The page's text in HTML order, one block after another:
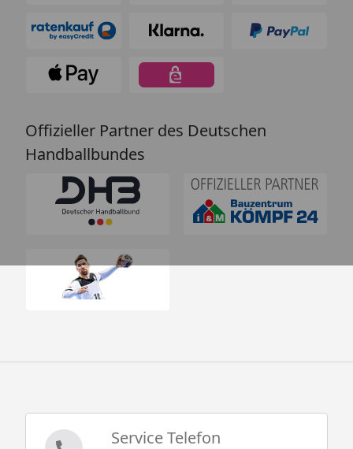
Offizieller Partner des Deutschen
Handballbundes
Service Telefon